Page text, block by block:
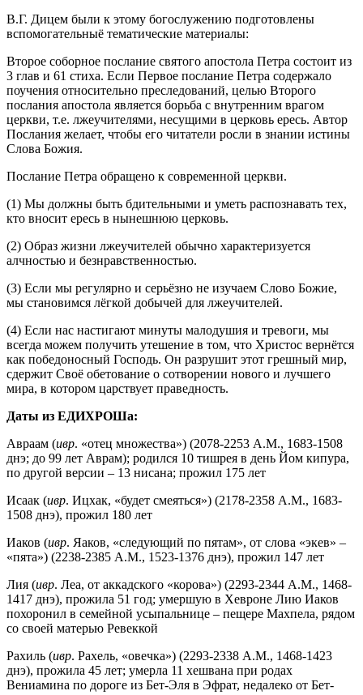
В.Г. Дицем были к этому богослужению подготовлены
вспомогательныё тематические материалы:
Второе соборное послание святого апостола Петра состоит из
3 глав и 61 стиха. Если Первое послание Петра содержало
поучения относительно преследований, целью Второго
послания апостола является борьба с внутренним врагом
церкви, т.е. лжеучителями, несущими в церковь ересь. Автор
Послания желает, чтобы его читатели росли в знании истины
Слова Божия.
Послание Петра обращено к современной церкви.
(1) Мы должны быть бдительными и уметь распознавать тех,
кто вносит ересь в нынешнюю церковь.
(2) Образ жизни лжеучителей обычно характеризуется
алчностью и безнравственностью.
(3) Если мы регулярно и серьёзно не изучаем Слово Божие,
мы становимся лёгкой добычей для лжеучителей.
(4) Если нас настигают минуты малодушия и тревоги, мы
всегда можем получить утешение в том, что Христос вернётся
как победоносный Господь. Он разрушит этот грешный мир,
сдержит Своё обетование о сотворении нового и лучшего
мира, в котором царствует праведность.
Даты из ЕДИХРОШа:
Авраам (ивр. «отец множества») (2078-2253 A.M., 1683-1508
днэ; до 99 лет Аврам); родился 10 тишрея в день Йом кипура,
по другой версии – 13 нисана; прожил 175 лет
Исаак (ивр. Ицхак, «будет смеяться») (2178-2358 A.M., 1683-
1508 днэ), прожил 180 лет
Иаков (ивр. Яаков, «следующий по пятам», от слова «экев» –
«пята») (2238-2385 A.M., 1523-1376 днэ), прожил 147 лет
Лия (ивр. Леа, от аккадского «корова») (2293-2344 A.M., 1468-
1417 днэ), прожила 51 год; умершую в Хевроне Лию Иаков
похоронил в семейной усыпальнице – пещере Махпела, рядом
со своей матерью Ревеккой
Рахиль (ивр. Рахель, «овечка») (2293-2338 A.M., 1468-1423
днэ), прожила 45 лет; умерла 11 хешвана при родах
Вениамина по дороге из Бет-Эля в Эфрат, недалеко от Бет-